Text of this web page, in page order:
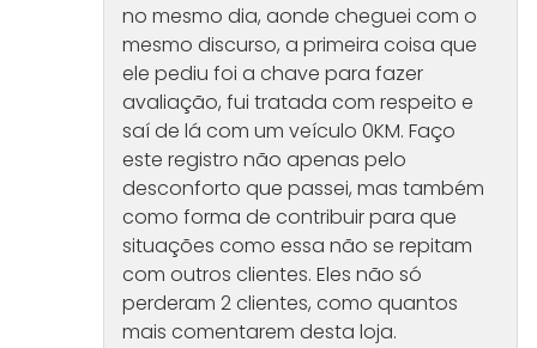
no mesmo dia, aonde cheguei com o
mesmo discurso, a primeira coisa que
ele pediu foi a chave para fazer
avaliação, fui tratada com respeito e
saí de lá com um veículo 0KM. Faço
este registro não apenas pelo
desconforto que passei, mas também
como forma de contribuir para que
situações como essa não se repitam
com outros clientes. Eles não só
perderam 2 clientes, como quantos
mais comentarem desta loja.